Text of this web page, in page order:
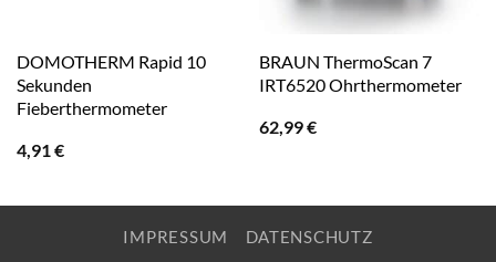
DOMOTHERM Rapid 10
Sekunden
Fieberthermometer
4,91€
BRAUN ThermoScan 7
IRT6520 Ohrthermometer
62,99€
IMPRESSUM DATENSCHUTZ